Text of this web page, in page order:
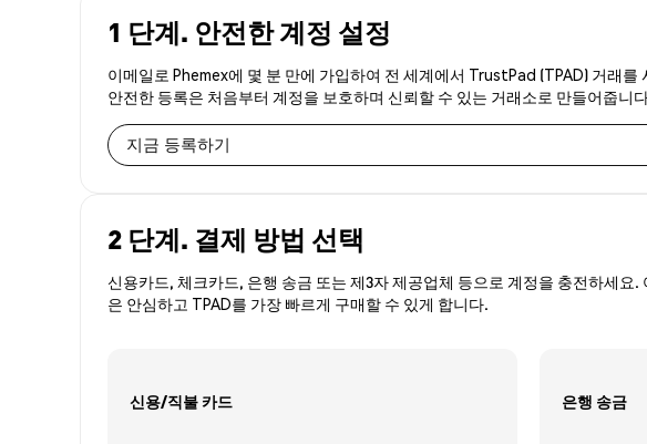
1 단계. 안전한 계정 설정
이메일로 Phemex에 몇 분 만에 가입하여 전 세계에서 TrustPad (TPAD) 거래
안전한 등록은 처음부터 계정을 보호하며 신뢰할 수 있는 거래소로 만들어줍니
지금 등록하기
2 단계. 결제 방법 선택
신용카드, 체크카드, 은행 송금 또는 제3자 제공업체 등으로 계정을 충전하세
은 안심하고 TPAD를 가장 빠르게 구매할 수 있게 합니다.
신용/직불 카드 은행 송금